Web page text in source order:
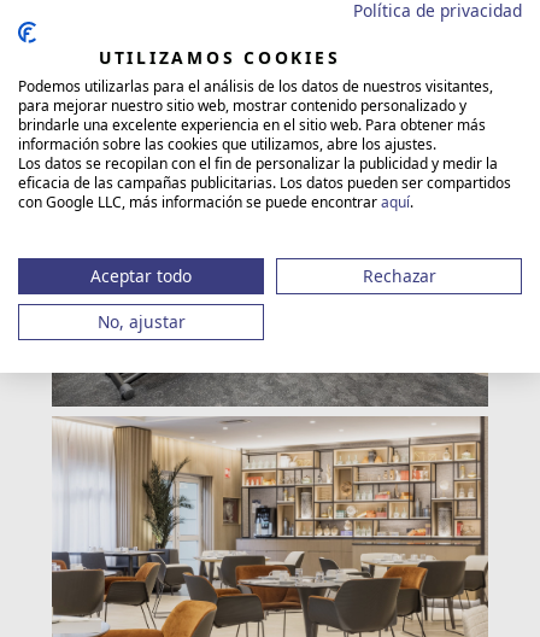
CC Plenaria 1/2/1+2
Atrio 4 + 5
Galeria 1
Atrio 1/2/3/4/5/2 + 3 /4 + 5
Política de privacidad
UTILIZAMOS COOKIES
Podemos utilizarlas para el análisis de los datos de nuestros visitantes,
para mejorar nuestro sitio web, mostrar contenido personalizado y
brindarle una excelente experiencia en el sitio web. Para obtener más
información sobre las cookies que utilizamos, abre los ajustes.
Los datos se recopilan con el fin de personalizar la publicidad y medir la
eficacia de las campañas publicitarias. Los datos pueden ser compartidos
con Google LLC, más información se puede encontraraquí.
Aceptar todo
Rechazar
No, ajustar